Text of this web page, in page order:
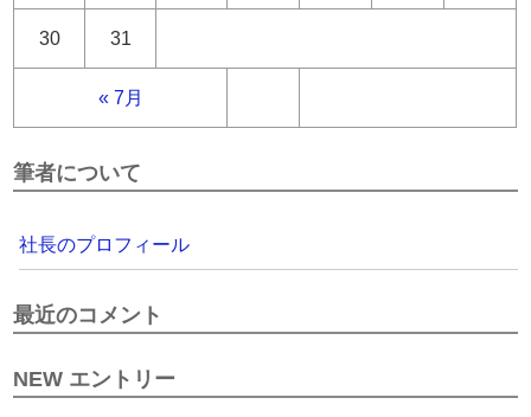
« 7月
30 31
筆者について
社長のプロフィール
最近のコメント
NEW エントリー